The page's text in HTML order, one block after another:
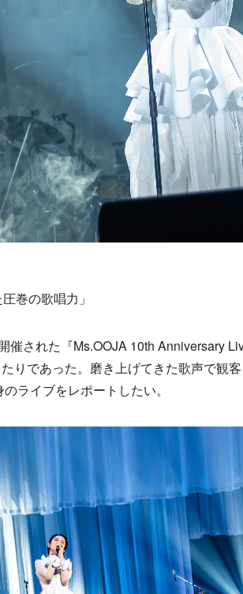
巻の歌唱力」
された『Ms.OOJA 10th Anniversary
りであった。磨き上げてきた歌声で観
ライブをレポートしたい。